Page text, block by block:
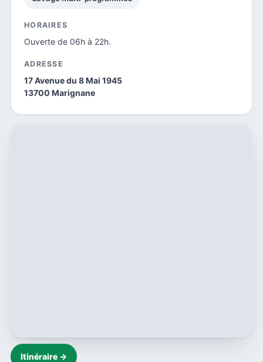
HORAIRES
Ouverte de 06h à 22h.
ADRESSE
17 Avenue du 8 Mai 1945
13700 Marignane
Itinéraire →